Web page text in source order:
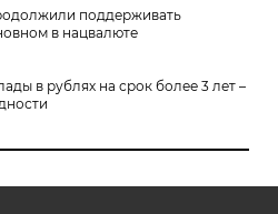
поддерживать
в нацвалюте
в рублях на срок более 3 лет –